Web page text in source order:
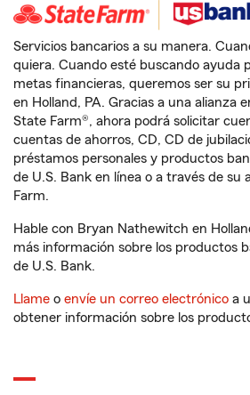
Servicios bancarios a su manera.
quiera. Cuando esté buscando ayuda
metas financieras, queremos ser su
en Holland, PA. Gracias a una alianza
State Farm®, ahora podrá solicitar
cuentas de ahorros, CD, CD de
préstamos personales y productos
de U.S. Bank en línea o a través de su
Farm.
Hable con Bryan Nathewitch en
más información sobre los productos
de U.S. Bank.
Llame o envíe un correo electrónico a
obtener información sobre los